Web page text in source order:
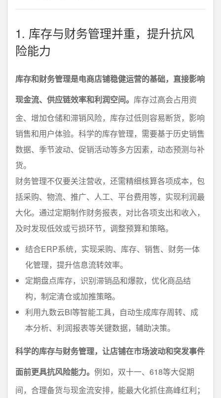
1. 库存与财务管理并重，提升抗风
险能力
库存和财务管理是电商店铺稳健运营的基础，直接影响
现金流、供应链效率和利润空间。 库存过高会占用资
金、增加仓储和滞销风险，库存过低则容易断货，影响
销售和用户体验。科学的库存管理，需要基于历史销售
数据、季节波动、促销活动等多方因素，动态预测与补
货。
财务管理不仅要关注营收，还需精细核算各项成本，包
括采购、物流、推广、人工、平台费用等，实现利润最
大化。通过定期制作财务报表，对比各项支出和收入，
及时发现低效或亏损环节，调整预算和策略。
结合ERP系统，实现采购、库存、销售、财务一体
化管理，提升信息流转效率。
定期盘点库存，识别滞销品和爆款，优化商品结
构，制定清仓或加推策略。
利用九数云BI等智能工具，自动生成库存周转、成
本分析、利润报表等关键数据，辅助决策。
科学的库存与财务管理，让店铺在市场波动和突发事件
面前更具抗风险能力。 例如，双十一、618等大促期
间，合理备货与现金流安排，能最大化抓住高峰红利；